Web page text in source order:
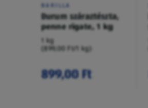
BARILLA
Durum száraztészta,
penne rigate, 1 kg
1 kg
(899,00 Ft/1 kg)
899,00 Ft